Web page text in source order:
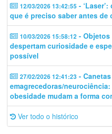
12/03/2026 13:42:55 -
que é preciso saber antes de
10/03/2026 15:58:12 - Objetos
despertam curiosidade e
possível
27/02/2026 12:41:23 - Canetas
emagrecedoras/
obesidade mudam a forma
Ver todo o histórico